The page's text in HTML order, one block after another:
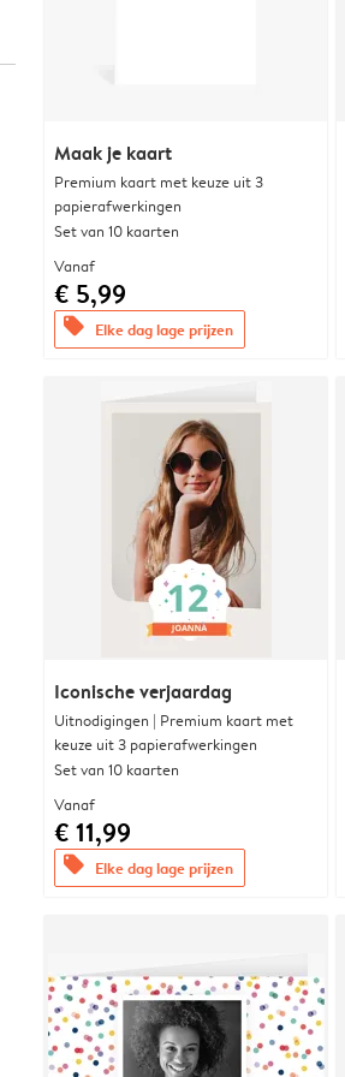
Maak je kaart
Premium kaart met keuze uit 3
papierafwerkingen
Set van 10 kaarten
Vanaf
€ 5,99
offers Elke dag lage prijzen
Iconische verjaardag
Uitnodigingen | Premium kaart met
keuze uit 3 papierafwerkingen
Set van 10 kaarten
Vanaf
€ 11,99
offers Elke dag lage prijzen